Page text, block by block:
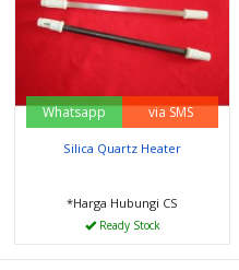
Whatsapp via SMS
Silica Quartz Heater
*Harga Hubungi CS
Ready Stock